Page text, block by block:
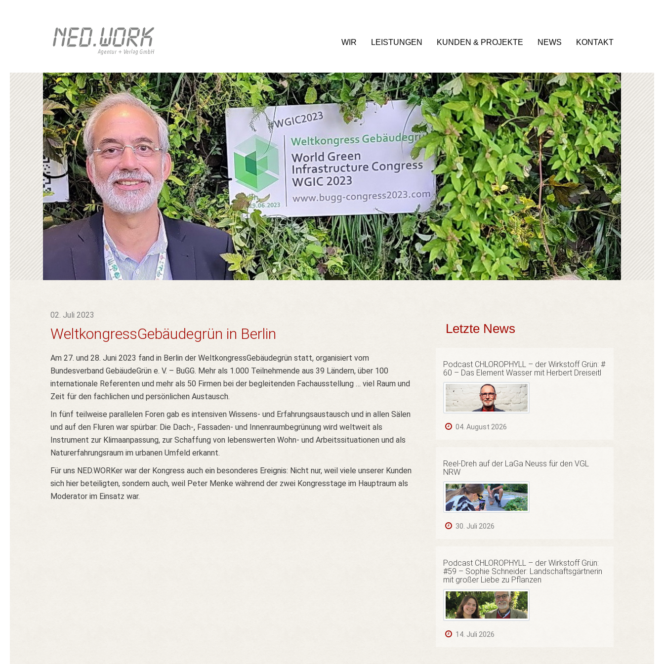
WIR LEISTUNGEN KUNDEN & PROJEKTE NEWS KONTAKT
02. Juli 2023
WeltkongressGebäudegrün in Berlin
Am 27. und 28. Juni 2023 fand in Berlin der WeltkongressGebäudegrün statt, organisiert vom
Bundesverband GebäudeGrün e. V. – BuGG. Mehr als 1.000 Teilnehmende aus 39 Ländern, über 100
internationale Referenten und mehr als 50 Firmen bei der begleitenden Fachausstellung … viel Raum und
Zeit für den fachlichen und persönlichen Austausch.
In fünf teilweise parallelen Foren gab es intensiven Wissens- und Erfahrungsaustausch und in allen Sälen
und auf den Fluren war spürbar: Die Dach-, Fassaden- und Innenraumbegrünung wird weltweit als
Instrument zur Klimaanpassung, zur Schaffung von lebenswerten Wohn- und Arbeitssituationen und als
Naturerfahrungsraum im urbanen Umfeld erkannt.
Für uns NED.WORKer war der Kongress auch ein besonderes Ereignis: Nicht nur, weil viele unserer Kunden
sich hier beteiligten, sondern auch, weil Peter Menke während der zwei Kongresstage im Hauptraum als
Moderator im Einsatz war.
Letzte News
Podcast CHLOROPHYLL – der Wirkstoff Grün: #
60 – Das Element Wasser mit Herbert Dreiseitl
04. August 2026
Reel-Dreh auf der LaGa Neuss für den VGL
NRW
30. Juli 2026
Podcast CHLOROPHYLL – der Wirkstoff Grün:
#59 – Sophie Schneider: Landschaftsgärtnerin
mit großer Liebe zu Pflanzen
14. Juli 2026